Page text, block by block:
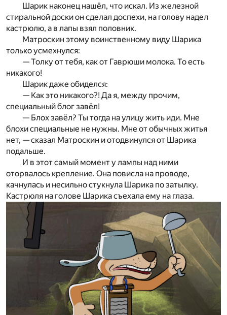
Шарик наконец нашёл, что искал. Из железной
стиральной доски он сделал доспехи, на голову надел
кастрюлю, а в лапы взял половник.
Матроскин этому воинственному виду Шарика
только усмехнулся:
— Толку от тебя, как от Гаврюши молока. То есть
никакого!
Шарик даже обиделся:
— Как это никакого?! Да я, между прочим,
специальный блог завёл!
— Блох завёл? Ты тогда на улицу жить иди. Мне
блохи специальные не нужны. Мне от обычных житья
нет, — сказал Матроскин и отодвинулся от Шарика
подальше.
И в этот самый момент у лампы над ними
оторвалось крепление. Она повисла на проводе,
качнулась и несильно стукнула Шарика по затылку.
Кастрюля на голове Шарика съехала ему на глаза.